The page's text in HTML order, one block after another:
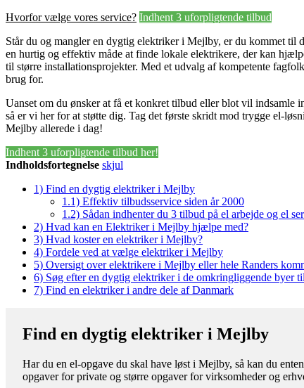
Hvorfor vælge vores service? Indhent 3 uforpligtende tilbud
Står du og mangler en dygtig elektriker i Mejlby, er du kommet til
en hurtig og effektiv måde at finde lokale elektrikere, der kan
til større installationsprojekter. Med et udvalg af kompetente
brug for.
Uanset om du ønsker at få et konkret tilbud eller blot vil indsamle
så er vi her for at støtte dig. Tag det første skridt mod trygge el-
Mejlby allerede i dag!
Indhent 3 uforpligtende tilbud her!
Indholdsfortegnelse skjul
1) Find en dygtig elektriker i Mejlby
1.1) Effektiv tilbudsservice siden år 2000
1.2) Sådan indhenter du 3 tilbud på el arbejde og el
2) Hvad kan en Elektriker i Mejlby hjælpe med?
3) Hvad koster en elektriker i Mejlby?
4) Fordele ved at vælge elektriker i Mejlby
5) Oversigt over elektrikere i Mejlby eller hele Randers
6) Søg efter en dygtig elektriker i de omkringliggende byer
7) Find en elektriker i andre dele af Danmark
Find en dygtig elektriker i Mejlby
Har du en el-opgave du skal have løst i Mejlby, så kan du
opgaver for private og større opgaver for virksomheder og